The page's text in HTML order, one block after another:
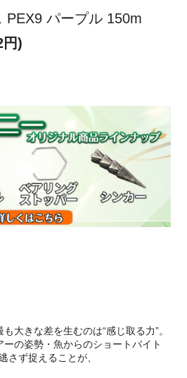
PEX9 パープル 150m
円)
大きな差を生むのは“感じ取る力”。
の姿勢・魚からのショートバイト
さず捉えることが、